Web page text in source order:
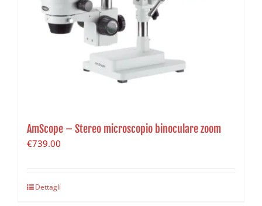
AmScope – Stereo microscopio binoculare zoom
€739.00
Dettagli